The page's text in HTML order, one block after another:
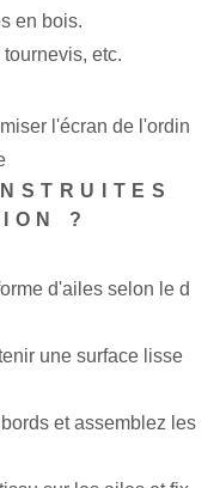
en bois.
etc.
l'écran de l'ordin
?
d'ailes selon le d
une surface lisse
et assemblez les